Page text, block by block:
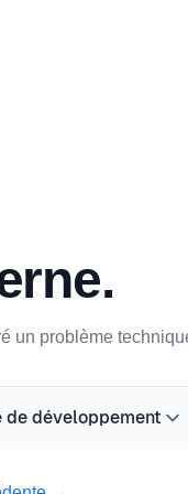
un problème
développement